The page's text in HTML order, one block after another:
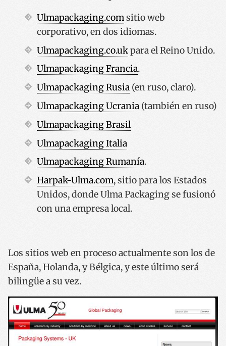
Ulmapackaging.comsitio web
corporativo, en dos idiomas.
Ulmapackaging.co.ukpara el Reino Unido.
Ulmapackaging Francia.
Ulmapackaging Rusia (en ruso, claro).
Ulmapackaging Ucrania (también en ruso)
Ulmapackaging Brasil
Ulmapackaging Italia
Ulmapackaging Rumanía.
Harpak-Ulma.com, sitio para los Estados
Unidos, donde Ulma Packaging se fusionó
con una empresa local.
Los sitios web en proceso actualmente son los de
España, Holanda, y Bélgica, y este último será
bilingüe a su vez.